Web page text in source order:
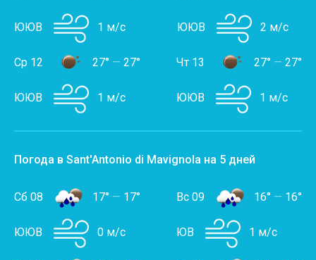
ЮЮВ 1 м/с ЮЮВ 2 м/с
Ср 12 27° — 27°
ЮЮВ 1 м/с
Чт 13 27° — 27°
ЮЮВ 1 м/с
Погода в Sant'Antonio di Mavignola на 5 дней
Сб 08 17° — 17°
ЮЮВ 0 м/с
Вс 09 16° — 16°
ЮВ 1 м/с